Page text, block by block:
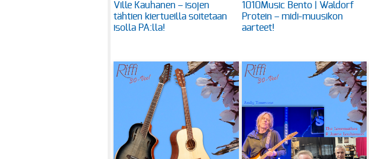
Ville Kauhanen – isojen
tähtien kiertueilla soitetaan
isolla PA:lla!
1010Music Bento | Waldorf
Protein – midi-muusikon
aarteet!